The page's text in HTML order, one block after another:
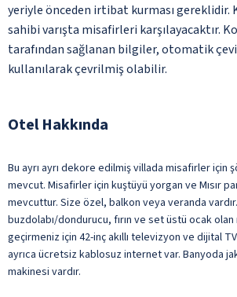
yeriyle önceden irtibat kurması gereklidir.
sahibi varışta misafirleri karşılayacaktır.
tarafından sağlanan bilgiler, otomatik
kullanılarak çevrilmiş olabilir.
Otel Hakkında
Bu ayrı ayrı dekore edilmiş villada misafirler için
mevcut. Misafirler için kuştüyü yorgan ve Mısır
mevcuttur. Size özel, balkon veya veranda
buzdolabı/dondurucu, fırın ve set üstü ocak
geçirmeniz için 42-inç akıllı televizyon ve dijital
ayrıca ücretsiz kablosuz internet var. Banyoda
makinesi vardır.